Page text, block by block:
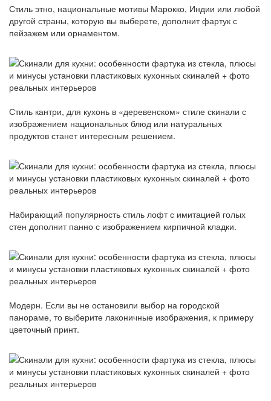
Стиль этно, национальные мотивы Марокко, Индии или любой
другой страны, которую вы выберете, дополнит фартук с
пейзажем или орнаментом.
Стиль кантри, для кухонь в «деревенском» стиле скинали с
изображением национальных блюд или натуральных
продуктов станет интересным решением.
Набирающий популярность стиль лофт с имитацией голых
стен дополнит панно с изображением кирпичной кладки.
Модерн. Если вы не остановили выбор на городской
панораме, то выберите лаконичные изображения, к примеру
цветочный принт.